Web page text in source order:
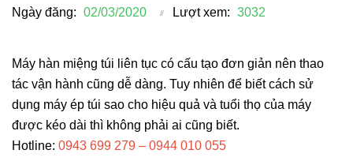
Ngày đăng: 02/03/2020 Lượt xem: 3032
Máy hàn miệng túi liên tục có cấu tạo đơn giản nên thao
tác vận hành cũng dễ dàng. Tuy nhiên để biết cách sử
dụng máy ép túi sao cho hiệu quả và tuổi thọ của máy
được kéo dài thì không phải ai cũng biết.
Hotline: 0943 699 279 – 0944 010 055